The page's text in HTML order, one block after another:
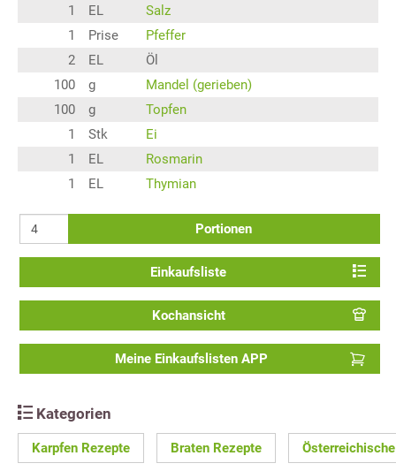
1
EL
Salz
1
Prise
Pfeffer
2
EL
Öl
100
g
Mandel (gerieben)
100
g
Topfen
1
Stk
Ei
1
EL
Rosmarin
1
EL Thymian
Portionen
Einkaufsliste
Kochansicht
Meine Einkaufslisten APP
Kategorien
Karpfen Rezepte Braten Rezepte